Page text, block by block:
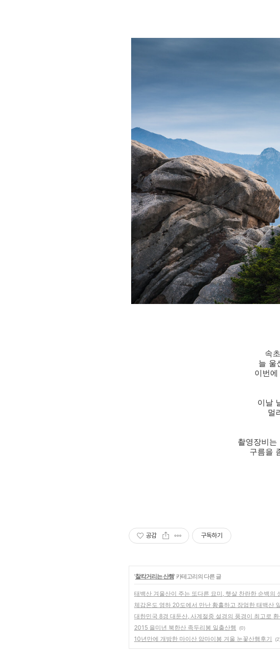
속
늘 울
이번
이날
멀
촬영장비
구름을
공감 구독하기
'찰칵거리는 산행' 카테고리의 다른 글
태백산 겨울산이 주는 또다른 묘미, 햇살 찬란한 순백의
체감온도 영하 20도에서 만난 황홀하고 장엄한 태백산
대한민국 8경 대둔산, 사계절중 설경의 풍경이 최고로
2015 을미년 북한산 족두리봉 일출산행 (0)
10년만에 개방한 마이산 암마이봉 겨울 눈꽃산행후기